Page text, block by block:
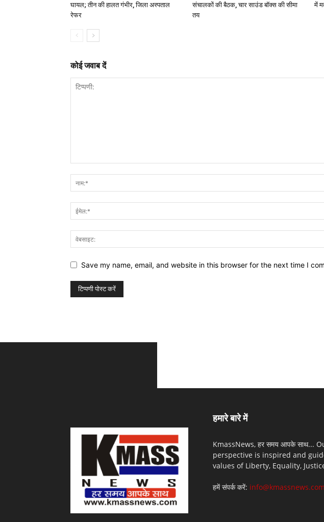
घायल; तीन की हालत गंभीर, जिला अस्पताल
रेफर
संचालकों की बैठक, चार साउंड बॉक्स की सीमा
तय
में
कोई जवाब दें
Save my name, email, and website in this browser for the next time I
हमारे बारे में
KmassNews, हर समय आपके साथ...
perspective is inspired and
values of Liberty, Equality,
हमें संपर्क करें: info@kmassnews.com